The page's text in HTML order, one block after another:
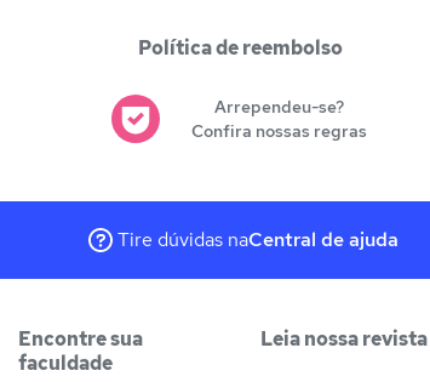
Política de reembolso
Arrependeu-se?
Confira nossas regras
Tire dúvidas naCentral de ajuda
Encontre sua
faculdade
Leia nossa revista